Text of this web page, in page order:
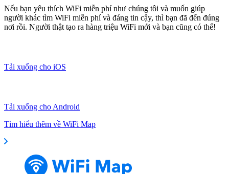
Nếu bạn yêu thích WiFi miễn phí như chúng tôi và muốn giúp
người khác tìm WiFi miễn phí và đáng tin cậy, thì bạn đã đến đúng
nơi rồi. Người thật tạo ra hàng triệu WiFi mới và bạn cũng có thể!
Tải xuống cho iOS
Tải xuống cho Android
Tìm hiểu thêm về WiFi Map